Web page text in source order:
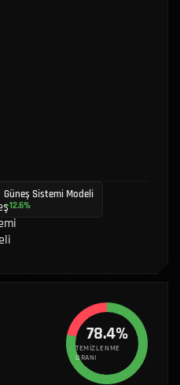
Güneş Sistemi Modeli
+12.6%
78.4%
TEMIZLENME
ORANI